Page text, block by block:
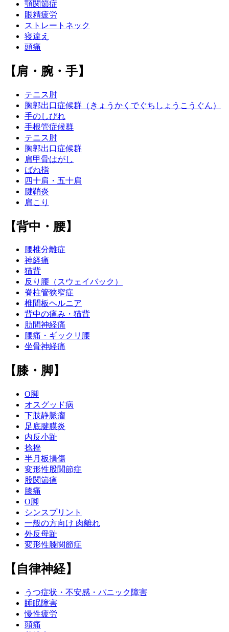
顎関節症
眼精疲労
ストレートネック
寝違え
頭痛
【肩・腕・手】
テニス肘
胸郭出口症候群（きょうかくでぐちしょうこうぐん）
手のしびれ
手根管症候群
テニス肘
胸郭出口症候群
肩甲骨はがし
ばね指
四十肩・五十肩
腱鞘炎
肩こり
【背中・腰】
腰椎分離症
神経痛
猫背
反り腰（スウェイバック）
脊柱管狭窄症
椎間板ヘルニア
背中の痛み・猫背
肋間神経痛
腰痛・ギックリ腰
坐骨神経痛
【膝・脚】
O脚
オスグッド病
下肢静脈瘤
足底腱膜炎
内反小趾
捻挫
半月板損傷
変形性股関節症
股関節痛
膝痛
O脚
シンスプリント
一般の方向け 肉離れ
外反母趾
変形性膝関節症
【自律神経】
うつ症状・不安感・パニック障害
睡眠障害
慢性疲労
頭痛